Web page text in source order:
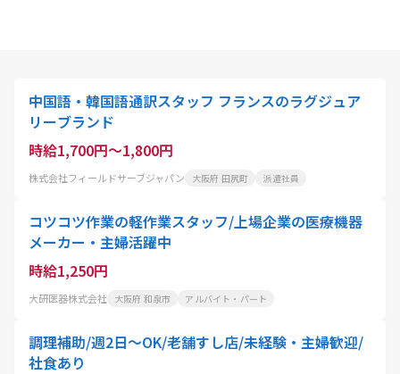
中国語・韓国語通訳スタッフ フランスのラグジュア
リーブランド
時給1,700円～1,800円
株式会社フィールドサーブジャパン 大阪府 田尻町 派遣社員
コツコツ作業の軽作業スタッフ/上場企業の医療機器
メーカー・主婦活躍中
時給1,250円
大研医器株式会社 大阪府 和泉市 アルバイト・パート
調理補助/週2日～OK/老舗すし店/未経験・主婦歓迎/
社食あり